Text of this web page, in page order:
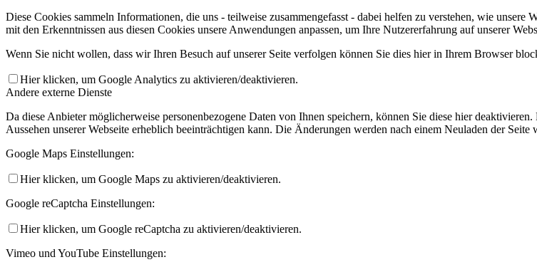
Diese Cookies sammeln Informationen, die uns - teilweise zusammengefasst - dabei helfen zu verstehen, wie
mit den Erkenntnissen aus diesen Cookies unsere Anwendungen anpassen, um Ihre Nutzererfahrung auf unserer
Wenn Sie nicht wollen, dass wir Ihren Besuch auf unserer Seite verfolgen können Sie dies hier in Ihrem Browser
Hier klicken, um Google Analytics zu aktivieren/deaktivieren.
Andere externe Dienste
Da diese Anbieter möglicherweise personenbezogene Daten von Ihnen speichern, können Sie diese hier
Aussehen unserer Webseite erheblich beeinträchtigen kann. Die Änderungen werden nach einem Neuladen der Seite
Google Maps Einstellungen:
Hier klicken, um Google Maps zu aktivieren/deaktivieren.
Google reCaptcha Einstellungen:
Hier klicken, um Google reCaptcha zu aktivieren/deaktivieren.
Vimeo und YouTube Einstellungen: